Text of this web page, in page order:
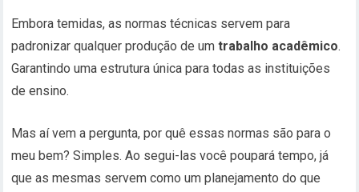
Embora temidas, as normas técnicas servem para
padronizar qualquer produção de umtrabalho acadêmico.
Garantindo uma estrutura única para todas as instituições
de ensino.
Mas aí vem a pergunta, por quê essas normas são para o
meu bem? Simples. Ao segui-las você poupará tempo, já
que as mesmas servem como um planejamento do que